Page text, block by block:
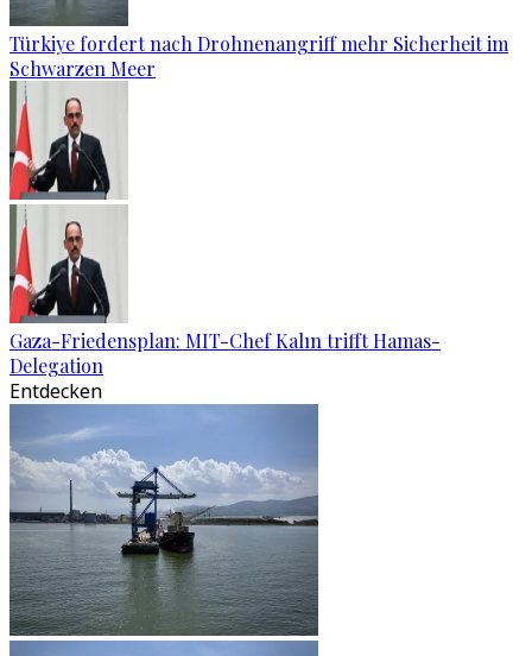
Türkiye fordert nach Drohnenangriff mehr Sicherheit im
Schwarzen Meer
Gaza-Friedensplan: MIT-Chef Kalın trifft Hamas-
Delegation
Entdecken